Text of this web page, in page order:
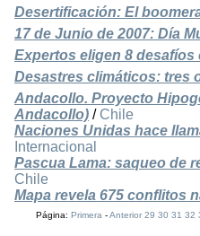
Desertificación: El
17 de Junio de 2007: Día
Expertos eligen 8 desafíos
Desastres climáticos: tres
Andacollo. Proyecto
Andacollo) / Chile
Naciones Unidas hace
Internacional
Pascua Lama: saqueo de
Chile
Mapa revela 675 conflitos
Página:Primera -Anterior 29 30 31 32